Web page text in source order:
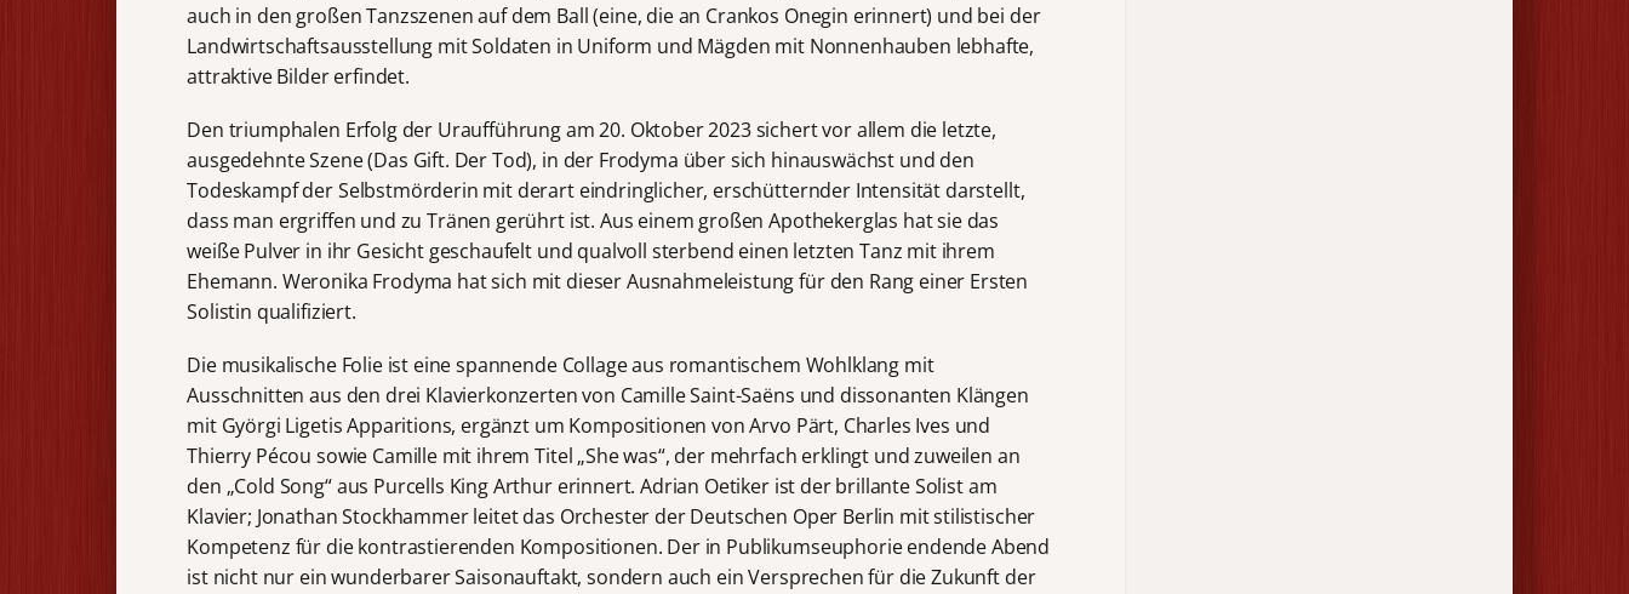
auch in den großen Tanzszenen auf dem Ball (eine, die an Crankos Onegin erinnert) und bei der
Landwirtschaftsausstellung mit Soldaten in Uniform und Mägden mit Nonnenhauben lebhafte,
attraktive Bilder erfindet.
Den triumphalen Erfolg der Uraufführung am 20. Oktober 2023 sichert vor allem die letzte,
ausgedehnte Szene (Das Gift. Der Tod), in der Frodyma über sich hinauswächst und den
Todeskampf der Selbstmörderin mit derart eindringlicher, erschütternder Intensität darstellt,
dass man ergriffen und zu Tränen gerührt ist. Aus einem großen Apothekerglas hat sie das
weiße Pulver in ihr Gesicht geschaufelt und qualvoll sterbend einen letzten Tanz mit ihrem
Ehemann. Weronika Frodyma hat sich mit dieser Ausnahmeleistung für den Rang einer Ersten
Solistin qualifiziert.
Die musikalische Folie ist eine spannende Collage aus romantischem Wohlklang mit
Ausschnitten aus den drei Klavierkonzerten von Camille Saint-Saëns und dissonanten Klängen
mit Györgi Ligetis Apparitions, ergänzt um Kompositionen von Arvo Pärt, Charles Ives und
Thierry Pécou sowie Camille mit ihrem Titel „She was“, der mehrfach erklingt und zuweilen an
den „Cold Song“ aus Purcells King Arthur erinnert. Adrian Oetiker ist der brillante Solist am
Klavier; Jonathan Stockhammer leitet das Orchester der Deutschen Oper Berlin mit stilistischer
Kompetenz für die kontrastierenden Kompositionen. Der in Publikumseuphorie endende Abend
ist nicht nur ein wunderbarer Saisonauftakt, sondern auch ein Versprechen für die Zukunft der